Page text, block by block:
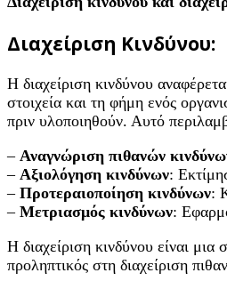
Διαχείριση Κινδύνου:
Η διαχείριση κινδύνου
στοιχεία και τη φήμη ενός
πριν υλοποιηθούν. Αυτό
– Αναγνώριση πιθανών
– Αξιολόγηση κινδύνων:
– Προτεραιοποίηση κινδύνων:
– Μετριασμός κινδύνων:
Η διαχείριση κινδύνου είναι
προληπτικός στη διαχείριση